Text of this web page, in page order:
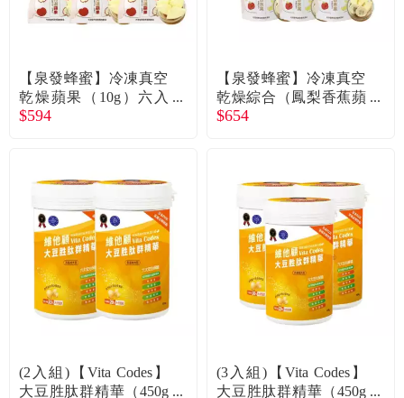
【泉發蜂蜜】冷凍真空
乾燥蘋果（10g）六入
廠商直送
$594
【泉發蜂蜜】冷凍真空
乾燥綜合（鳳梨香蕉蘋
果）六入 廠商直送
$654
(2入組)【Vita Codes】
大豆胜肽群精華（450g
(3入組)【Vita Codes】
大豆胜肽群精華（450g